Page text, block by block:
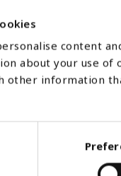
content
about your use of
other information